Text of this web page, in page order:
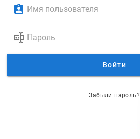
Войти
Забыли пароль?